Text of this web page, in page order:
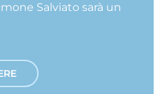
Salviato sarà un